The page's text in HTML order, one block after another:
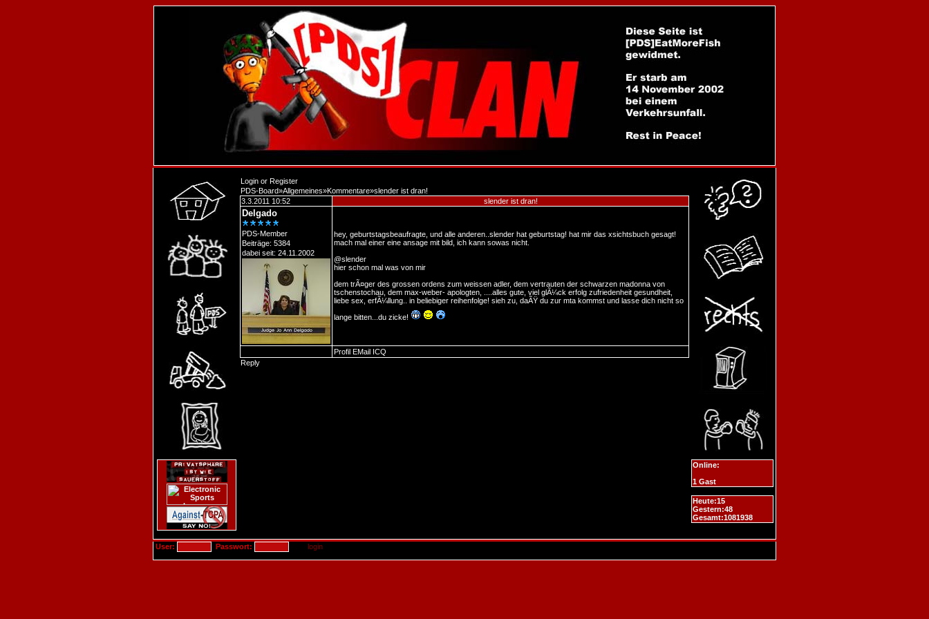
Login or Register
PDS-Board»Allgemeines»Kommentare»slender ist dran!
3.3.2011 10:52
slender ist dran!
Delgado
PDS-Member
Beiträge: 5384
dabei seit: 24.11.2002
hey, geburtstagsbeaufragte, und alle anderen..slender hat geburtstag! hat mir das xsichtsbuch gesagt!
mach mal einer eine ansage mit bild, ich kann sowas nicht.
@slender
hier schon mal was von mir
dem trÃ¤ger des grossen ordens zum weissen adler, dem vertrauten der schwarzen madonna von
tschenstochau, dem max-weber- apologten, ....alles gute, viel glÃ¼ck erfolg zufriedenheit gesundheit,
liebe sex, erfÃ¼llung.. in beliebiger reihenfolge! sieh zu, daÃŸ du zur mta kommst und lasse dich nicht so
lange bitten...du zicke!
Profil EMail ICQ
Reply
Online:
1 Gast
Heute:15
Gestern:48
Gesamt:1081938
User: Passwort: